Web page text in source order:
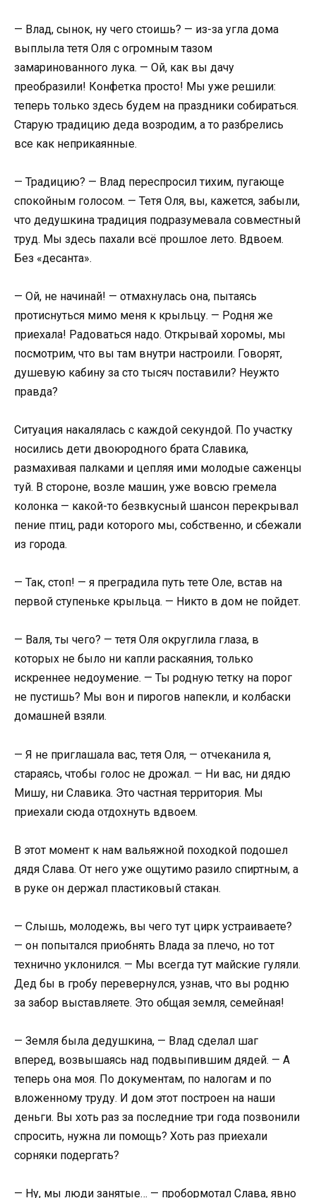
— Влад, сынок, ну чего стоишь? — из-за угла дома
выплыла тетя Оля с огромным тазом
замаринованного лука. — Ой, как вы дачу
преобразили! Конфетка просто! Мы уже решили:
теперь только здесь будем на праздники собираться.
Старую традицию деда возродим, а то разбрелись
все как неприкаянные.
— Традицию? — Влад переспросил тихим, пугающе
спокойным голосом. — Тетя Оля, вы, кажется, забыли,
что дедушкина традиция подразумевала совместный
труд. Мы здесь пахали всё прошлое лето. Вдвоем.
Без «десанта».
— Ой, не начинай! — отмахнулась она, пытаясь
протиснуться мимо меня к крыльцу. — Родня же
приехала! Радоваться надо. Открывай хоромы, мы
посмотрим, что вы там внутри настроили. Говорят,
душевую кабину за сто тысяч поставили? Неужто
правда?
Ситуация накалялась с каждой секундой. По участку
носились дети двоюродного брата Славика,
размахивая палками и цепляя ими молодые саженцы
туй. В стороне, возле машин, уже вовсю гремела
колонка — какой-то безвкусный шансон перекрывал
пение птиц, ради которого мы, собственно, и сбежали
из города.
— Так, стоп! — я преградила путь тете Оле, встав на
первой ступеньке крыльца. — Никто в дом не пойдет.
— Валя, ты чего? — тетя Оля округлила глаза, в
которых не было ни капли раскаяния, только
искреннее недоумение. — Ты родную тетку на порог
не пустишь? Мы вон и пирогов напекли, и колбаски
домашней взяли.
— Я не приглашала вас, тетя Оля, — отчеканила я,
стараясь, чтобы голос не дрожал. — Ни вас, ни дядю
Мишу, ни Славика. Это частная территория. Мы
приехали сюда отдохнуть вдвоем.
В этот момент к нам вальяжной походкой подошел
дядя Слава. От него уже ощутимо разило спиртным, а
в руке он держал пластиковый стакан.
— Слышь, молодежь, вы чего тут цирк устраиваете?
— он попытался приобнять Влада за плечо, но тот
технично уклонился. — Мы всегда тут майские гуляли.
Дед бы в гробу перевернулся, узнав, что вы родню
за забор выставляете. Это общая земля, семейная!
— Земля была дедушкина, — Влад сделал шаг
вперед, возвышаясь над подвыпившим дядей. — А
теперь она моя. По документам, по налогам и по
вложенному труду. И дом этот построен на наши
деньги. Вы хоть раз за последние три года позвонили
спросить, нужна ли помощь? Хоть раз приехали
сорняки подергать?
— Ну, мы люди занятые… — пробормотал Слава, явно